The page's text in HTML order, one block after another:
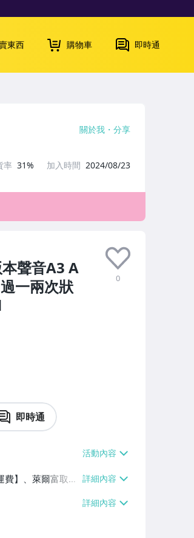
東西 購物車 即時通
聲音A3 A
一兩次狀
0
即時通
】、萊爾富取貨
【單件運費$8
關於我 分享
率 31% 加入時間 2024/08/23